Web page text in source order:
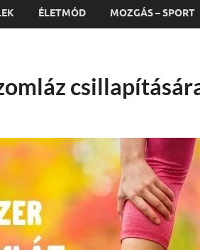
ÉLETMÓD MOZGÁS – SPORT